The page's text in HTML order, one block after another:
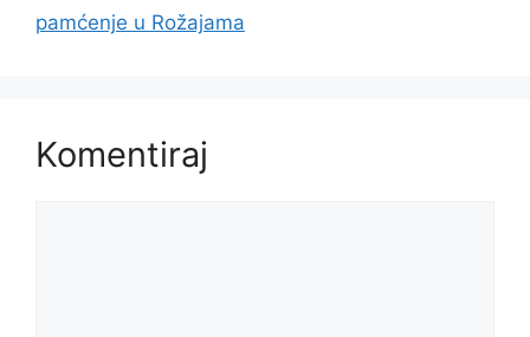
pamćenje u Rožajama
Komentiraj